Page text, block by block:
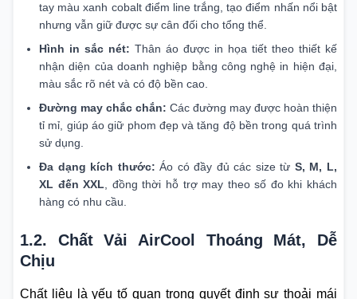
tay màu xanh cobalt điểm line trắng, tạo điểm nhấn nổi bật
nhưng vẫn giữ được sự cân đối cho tổng thể.
Hình in sắc nét: Thân áo được in họa tiết theo thiết kế
nhận diện của doanh nghiệp bằng công nghệ in hiện đại,
màu sắc rõ nét và có độ bền cao.
Đường may chắc chắn: Các đường may được hoàn thiện
tỉ mỉ, giúp áo giữ phom đẹp và tăng độ bền trong quá trình
sử dụng.
Đa dạng kích thước: Áo có đầy đủ các size từ S, M, L,
XL đến XXL , đồng thời hỗ trợ may theo số đo khi khách
hàng có nhu cầu.
1.2. Chất Vải AirCool Thoáng Mát, Dễ
Chịu
Chất liệu là yếu tố quan trọng quyết định sự thoải mái